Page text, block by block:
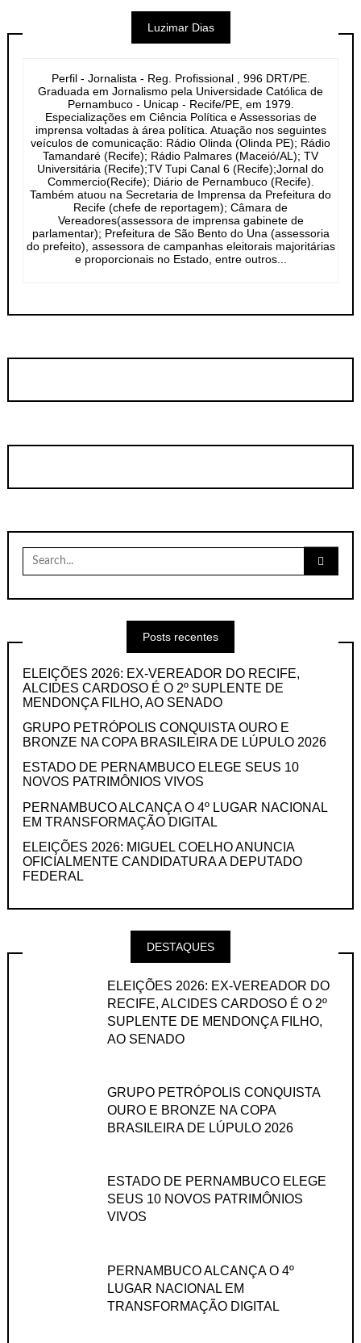
Luzimar Dias
Perfil - Jornalista - Reg. Profissional , 996 DRT/PE.
Graduada em Jornalismo pela Universidade Católica de
Pernambuco - Unicap - Recife/PE, em 1979.
Especializações em Ciência Política e Assessorias de
imprensa voltadas à área política. Atuação nos seguintes
veículos de comunicação: Rádio Olinda (Olinda PE); Rádio
Tamandaré (Recife); Rádio Palmares (Maceió/AL); TV
Universitária (Recife);TV Tupi Canal 6 (Recife);Jornal do
Commercio(Recife); Diário de Pernambuco (Recife).
Também atuou na Secretaria de Imprensa da Prefeitura do
Recife (chefe de reportagem); Câmara de
Vereadores(assessora de imprensa gabinete de
parlamentar); Prefeitura de São Bento do Una (assessoria
do prefeito), assessora de campanhas eleitorais majoritárias
e proporcionais no Estado, entre outros...
Search
for:
Posts recentes
ELEIÇÕES 2026: EX-VEREADOR DO RECIFE,
ALCIDES CARDOSO É O 2º SUPLENTE DE
MENDONÇA FILHO, AO SENADO
GRUPO PETRÓPOLIS CONQUISTA OURO E
BRONZE NA COPA BRASILEIRA DE LÚPULO 2026
ESTADO DE PERNAMBUCO ELEGE SEUS 10
NOVOS PATRIMÔNIOS VIVOS
PERNAMBUCO ALCANÇA O 4º LUGAR NACIONAL
EM TRANSFORMAÇÃO DIGITAL
ELEIÇÕES 2026: MIGUEL COELHO ANUNCIA
OFICIALMENTE CANDIDATURA A DEPUTADO
FEDERAL
DESTAQUES
ELEIÇÕES 2026: EX-VEREADOR DO
RECIFE, ALCIDES CARDOSO É O 2º
SUPLENTE DE MENDONÇA FILHO,
AO SENADO
GRUPO PETRÓPOLIS CONQUISTA
OURO E BRONZE NA COPA
BRASILEIRA DE LÚPULO 2026
ESTADO DE PERNAMBUCO ELEGE
SEUS 10 NOVOS PATRIMÔNIOS
VIVOS
PERNAMBUCO ALCANÇA O 4º
LUGAR NACIONAL EM
TRANSFORMAÇÃO DIGITAL